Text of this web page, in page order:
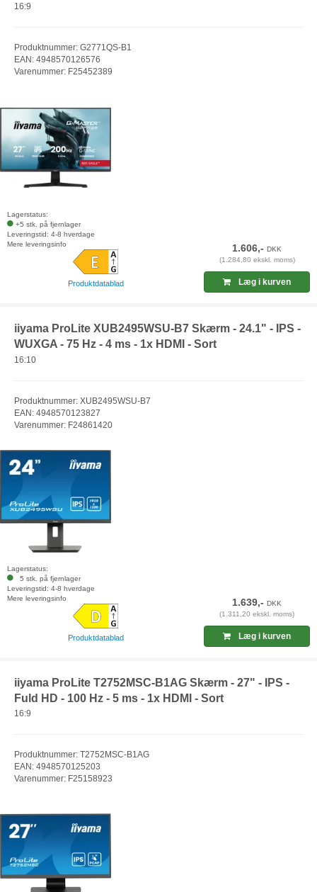
16:9
Produktnummer: G2771QS-B1
EAN: 4948570126576
Varenummer: F25452389
Lagerstatus:
+5 stk. på fjernlager
Leveringstid: 4-8 hverdage
Mere leveringsinfo
Produktdatablad
1.606,-DKK
(1.284,80 ekskl. moms)
Læg i kurven
iiyama ProLite XUB2495WSU-B7 Skærm - 24.1" - IPS -
WUXGA - 75 Hz - 4 ms - 1x HDMI - Sort
16:10
Produktnummer: XUB2495WSU-B7
EAN: 4948570123827
Varenummer: F24861420
Lagerstatus:
5 stk. på fjernlager
Leveringstid: 4-8 hverdage
Mere leveringsinfo
Produktdatablad
1.639,-DKK
(1.311,20 ekskl. moms)
Læg i kurven
iiyama ProLite T2752MSC-B1AG Skærm - 27" - IPS -
Fuld HD - 100 Hz - 5 ms - 1x HDMI - Sort
16:9
Produktnummer: T2752MSC-B1AG
EAN: 4948570125203
Varenummer: F25158923